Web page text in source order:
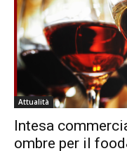
Attualità
Intesa
ombre per il